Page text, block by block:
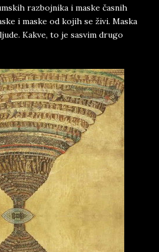
razbojnika i maske časnih
i maske od kojih se živi. Maska
Kakve, to je sasvim drugo